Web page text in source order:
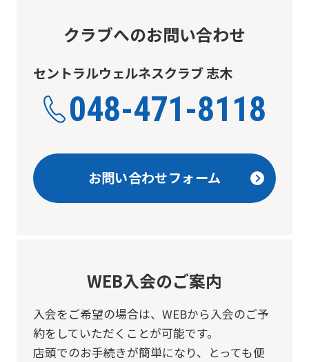
クラブへのお問い合わせ
セントラルウェルネスクラブ 志木
048-471-8118
お問い合わせフォーム
WEB入会のご案内
入会をご希望の場合は、 WEBから入会のご予
約をしていただくことが可能です。
店頭でのお手続きが簡単になり、とっても便